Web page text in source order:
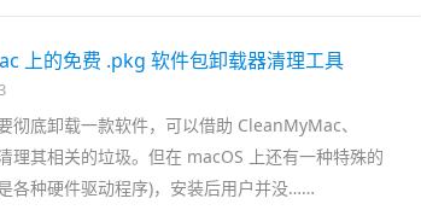
上的免费 .pkg 软件包卸载器清理工具
彻底卸载一款软件，可以借助 CleanMyMac、
理其相关的垃圾。但在 macOS 上还有一种特殊的
各种硬件驱动程序)，安装后用户并没……